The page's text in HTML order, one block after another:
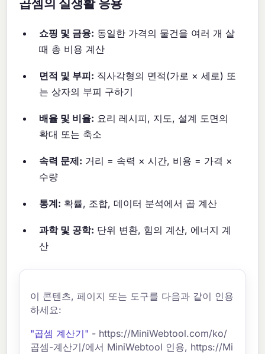
쇼핑 및 금융: 동일한 가격의 물건을 여러 개 살
때 총 비용 계산
면적 및 부피: 직사각형의 면적(가로 × 세로) 또
는 상자의 부피 구하기
배율 및 비율: 요리 레시피, 지도, 설계 도면의
확대 또는 축소
속력 문제: 거리 = 속력 × 시간, 비용 = 가격 ×
수량
통계: 확률, 조합, 데이터 분석에서 곱 계산
과학 및 공학: 단위 변환, 힘의 계산, 에너지 계
산
이 콘텐츠, 페이지 또는 도구를 다음과 같이 인용
하세요:
"곱셈 계산기" - https://MiniWebtool.com/ko/
곱셈-계산기/에서 MiniWebtool 인용, https://Mi